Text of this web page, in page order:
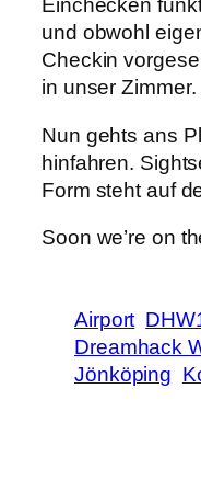
Einchecken
und obwohl
Checkin
in unser Zimmer.
Nun gehts ans
hinfahren.
Form steht auf
Soon we’re on
Airport
Dreamhack
Jönköping